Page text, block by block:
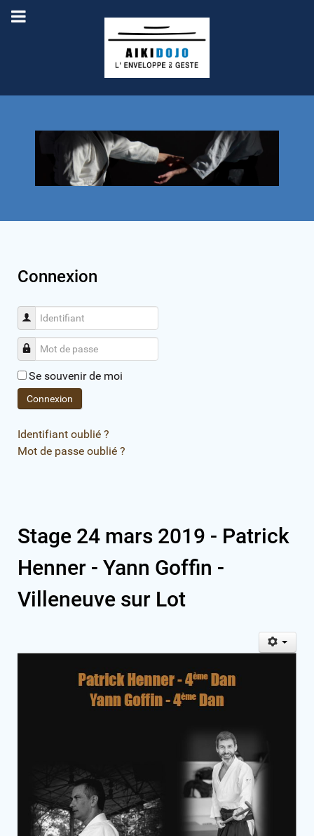
Connexion
Identifiant
Mot de passe
Se souvenir de moi
Connexion
Identifiant oublié ?
Mot de passe oublié ?
Stage 24 mars 2019 - Patrick
Henner - Yann Goffin -
Villeneuve sur Lot